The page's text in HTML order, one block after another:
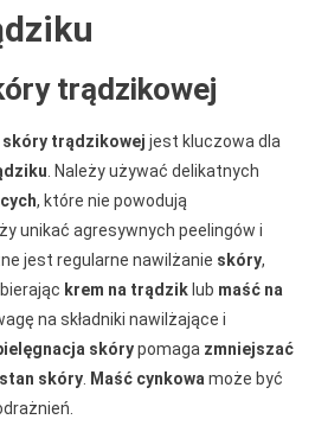
trądzikowej
skóry trądzikowej jest kluczowa dla
. Należy używać delikatnych
, które nie powodują
unikać agresywnych peelingów i
jest regularne nawilżanie skóry,
krem na trądziklub maść na
na składniki nawilżające i
skórypomaga zmniejszać
stan skóry. Maść cynkowa może być